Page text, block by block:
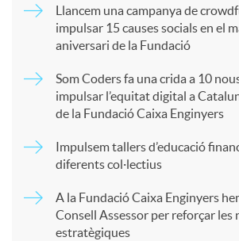
t
Llancem una campanya de
impulsar 15 causes socials en el
aniversari de la Fundació
Som Coders fa una crida a 10
impulsar l’equitat digital a
de la Fundació Caixa Enginyers
Impulsem tallers d’educació
diferents col·lectius
A la Fundació Caixa Enginyers
Consell Assessor per reforçar les
estratègiques